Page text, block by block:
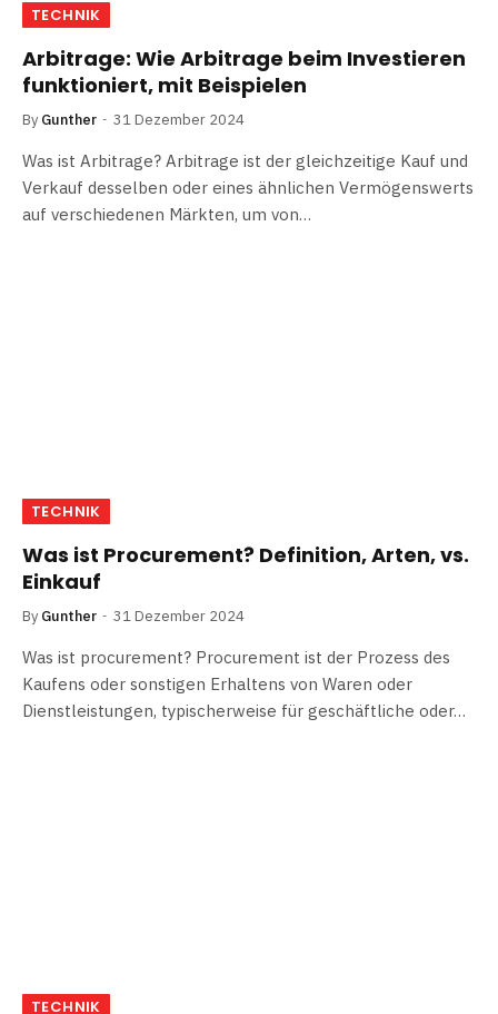
TECHNIK
Arbitrage: Wie Arbitrage beim Investieren
funktioniert, mit Beispielen
By Gunther 31 Dezember 2024
Was ist Arbitrage? Arbitrage ist der gleichzeitige Kauf und
Verkauf desselben oder eines ähnlichen Vermögenswerts
auf verschiedenen Märkten, um von…
TECHNIK
Was ist Procurement? Definition, Arten, vs.
Einkauf
By Gunther 31 Dezember 2024
Was ist procurement? Procurement ist der Prozess des
Kaufens oder sonstigen Erhaltens von Waren oder
Dienstleistungen, typischerweise für geschäftliche oder…
TECHNIK